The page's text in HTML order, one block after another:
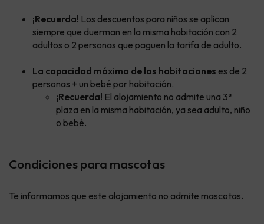
¡Recuerda! Los descuentos para niños se aplican
siempre que duerman en la misma habitación con 2
adultos o 2 personas que paguen la tarifa de adulto.
La capacidad máxima de las habitaciones es de 2
personas + un bebé por habitación.
¡Recuerda! El alojamiento no admite una 3ª
plaza en la misma habitación, ya sea adulto, niño
o bebé.
Condiciones para mascotas
Te informamos que este alojamiento no admite mascotas.